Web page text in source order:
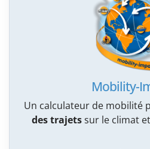
Mobility-
Un calculateur de mobilité
des trajetssur le climat